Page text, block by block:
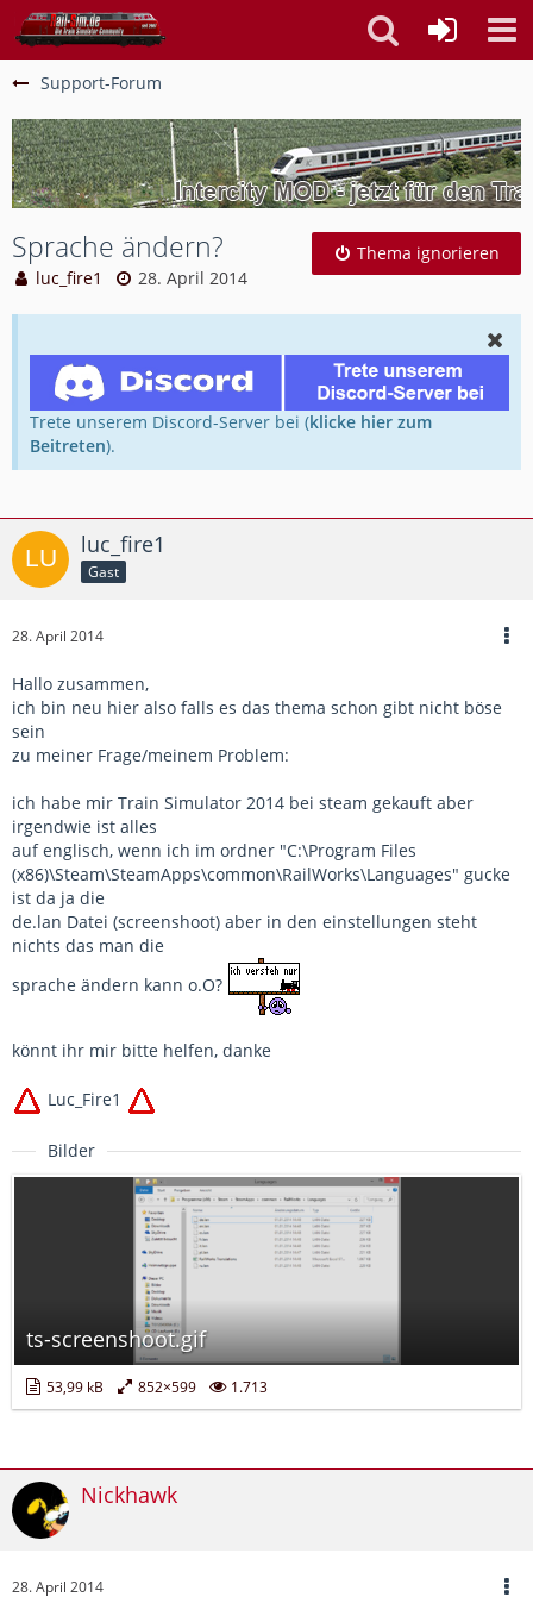
Support-Forum
Sprache ändern?
luc_fire1 28. April 2014
Thema ignorieren
Trete unserem Discord-Server bei (klicke hier zum
Beitreten).
luc_fire1
Gast
28. April 2014
Hallo zusammen,
ich bin neu hier also falls es das thema schon gibt nicht böse
sein
zu meiner Frage/meinem Problem:
ich habe mir Train Simulator 2014 bei steam gekauft aber
irgendwie ist alles
auf englisch, wenn ich im ordner "C:\Program Files
(x86)\Steam\SteamApps\common\RailWorks\Languages" gucke
ist da ja die
de.lan Datei (screenshoot) aber in den einstellungen steht
nichts das man die
sprache ändern kann o.O?
könnt ihr mir bitte helfen, danke
Luc_Fire1
Bilder
ts-screenshoot.gif
53,99 kB 852×599 1.713
Nickhawk
28. April 2014